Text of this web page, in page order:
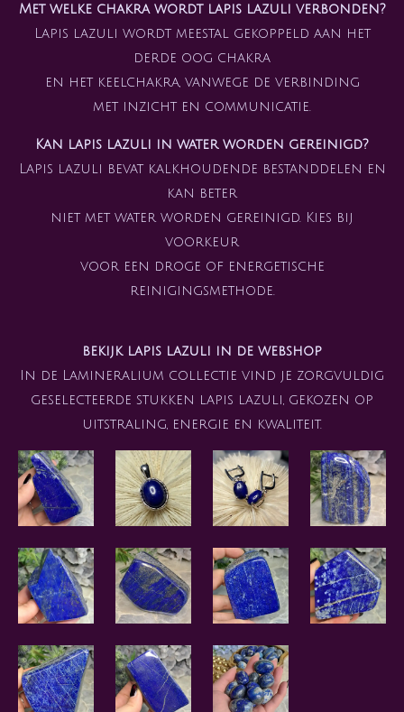
Met welke chakra wordt lapis lazuli verbonden?
Lapis lazuli wordt meestal gekoppeld aan het
derde oog chakra
en het keelchakra, vanwege de verbinding
met inzicht en communicatie.
Kan lapis lazuli in water worden gereinigd?
Lapis lazuli bevat kalkhoudende bestanddelen en
kan beter
niet met water worden gereinigd. Kies bij
voorkeur
voor een droge of energetische
reinigingsmethode.
bekijk lapis lazuli in de webshop
In de Lamineralium collectie vind je zorgvuldig
geselecteerde stukken lapis lazuli, gekozen op
uitstraling, energie en kwaliteit.